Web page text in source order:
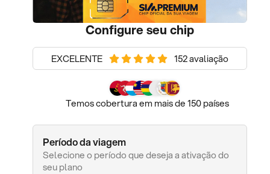
Configure seu chip
EXCELENTE 152 avaliação
Temos cobertura em mais de 150 países
Período da viagem
Selecione o período que deseja a ativação do
seu plano